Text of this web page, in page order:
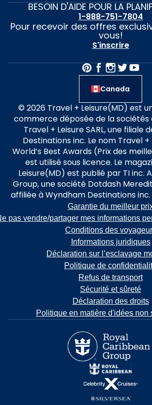
BESOIN D'AIDE POUR LA
1-888-751-7804
Pour recevoir des offres
vous!
S'inscrire
Canada
© 2026 Travel + Leisure(MD) est
commerce déposée de la
Travel + Leisure SARL, une filiale
Destinations inc. Le nom Travel
World’s Best Awards (Prix des
est utilisé sous licence. Le
Leisure(MD) est publié par TI inc.
Group, une société Dotdash
affiliée à Wyndham Destinations inc.
Garantie du meilleur
pas vendre/partager mes informations
Conditions des
Informations juridiques
Déclaration sur l’esclavage
Politique de
Refus de transport
Sécurité et sûreté
Déclaration des droits
Politique en matière d'idées non